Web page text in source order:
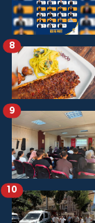
8
9
10